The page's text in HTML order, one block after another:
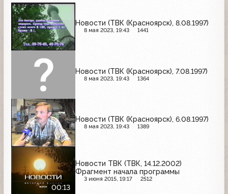
Новости (ТВК (Красноярск), 8.08.1997)
8 мая 2023, 19:43 1441
Новости (ТВК (Красноярск), 7.08.1997)
8 мая 2023, 19:43 1364
Новости (ТВК (Красноярск), 6.08.1997)
8 мая 2023, 19:43 1389
00:13
Новости ТВК (ТВК, 14.12.2002)
Фрагмент начала программы
3 июня 2015, 19:17 2512